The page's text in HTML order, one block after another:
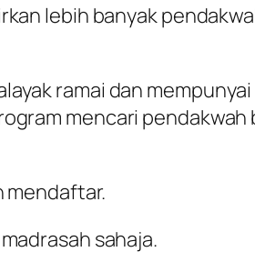
lebih banyak
ramai dan
mencari
mendaftar.
sahaja.